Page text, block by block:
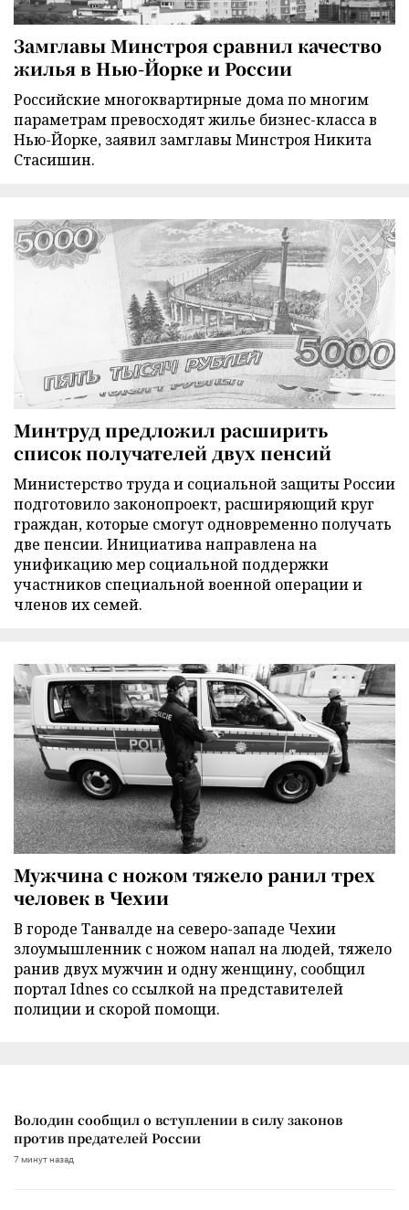
Замглавы Минстроя сравнил качество
жилья в Нью-Йорке и России
Российские многоквартирные дома по многим
параметрам превосходят жилье бизнес-класса в
Нью-Йорке, заявил замглавы Минстроя Никита
Стасишин.
Минтруд предложил расширить
список получателей двух пенсий
Министерство труда и социальной защиты России
подготовило законопроект, расширяющий круг
граждан, которые смогут одновременно получать
две пенсии. Инициатива направлена на
унификацию мер социальной поддержки
участников специальной военной операции и
членов их семей.
Мужчина с ножом тяжело ранил трех
человек в Чехии
В городе Танвалде на северо-западе Чехии
злоумышленник с ножом напал на людей, тяжело
ранив двух мужчин и одну женщину, сообщил
портал Idnes со ссылкой на представителей
полиции и скорой помощи.
Володин сообщил о вступлении в силу законов
против предателей России
7 минут назад